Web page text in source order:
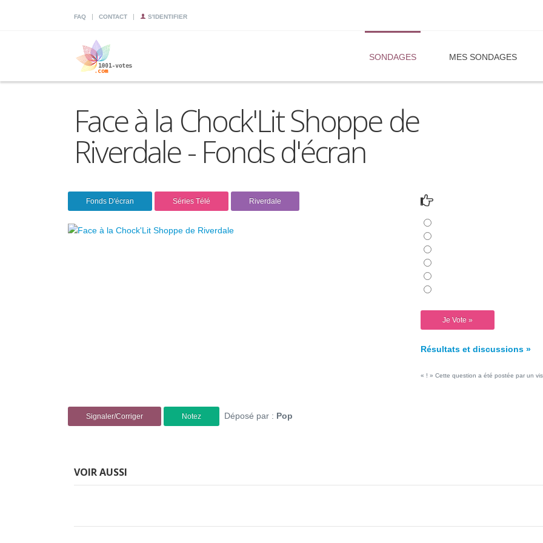
FAQ | CONTACT | S'IDENTIFIER
SONDAGES MES SONDAGES
Face à la Chock'Lit Shoppe de
Riverdale - Fonds d'écran
Fonds D'écran Séries Télé Riverdale
Résultats et discussions »
« ! » Cette question a été postée par un
Signaler/Corriger Notez Déposé par : Pop
VOIR AUSSI